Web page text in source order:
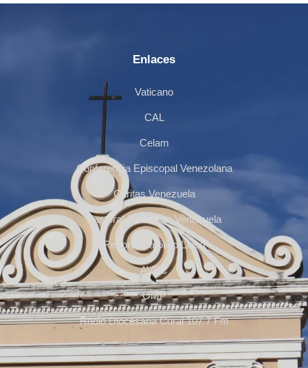
Enlaces
Vaticano
CAL
Celam
Conferencia Episcopal Venezolana
Cáritas Venezuela
Pastoral Juvenil de Venezuela
Reporte Católico Laico
AVEC
OMP
Radio Diocesana Coral 107.7 Fm